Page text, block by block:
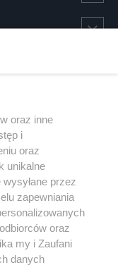
Youtube
oraz inne
i
oraz
unikalne
przez
zapewniania
oraz
my i Zaufani
danych